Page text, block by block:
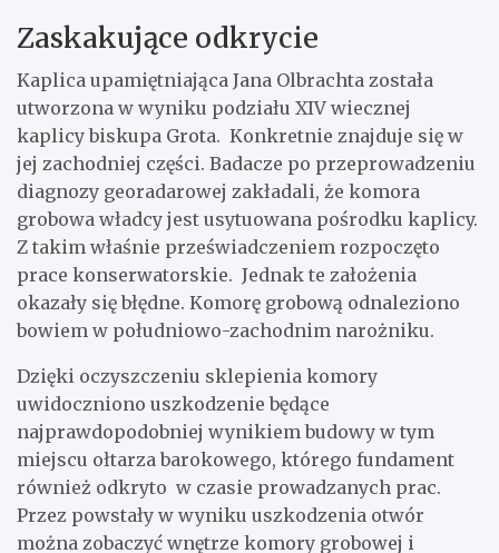
Zaskakujące odkrycie
Kaplica upamiętniająca Jana Olbrachta została
utworzona w wyniku podziału XIV wiecznej
kaplicy biskupa Grota. Konkretnie znajduje się w
jej zachodniej części. Badacze po przeprowadzeniu
diagnozy georadarowej zakładali, że komora
grobowa władcy jest usytuowana pośrodku kaplicy.
Z takim właśnie przeświadczeniem rozpoczęto
prace konserwatorskie. Jednak te założenia
okazały się błędne. Komorę grobową odnaleziono
bowiem w południowo-zachodnim narożniku.
Dzięki oczyszczeniu sklepienia komory
uwidoczniono uszkodzenie będące
najprawdopodobniej wynikiem budowy w tym
miejscu ołtarza barokowego, którego fundament
również odkryto w czasie prowadzanych prac.
Przez powstały w wyniku uszkodzenia otwór
można zobaczyć wnętrze komory grobowej i